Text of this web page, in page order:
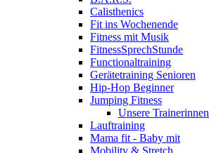
Calisthenics
Fit ins Wochenende
Fitness mit Musik
FitnessSprechStunde
Functionaltraining
Gerätetraining Senioren
Hip-Hop Beginner
Jumping Fitness
Unsere Trainerinnen
Lauftraining
Mama fit - Baby mit
Mobility & Stretch